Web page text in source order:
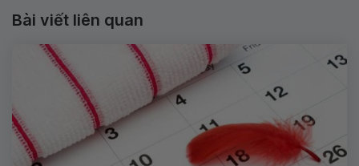
Bài viết liên quan